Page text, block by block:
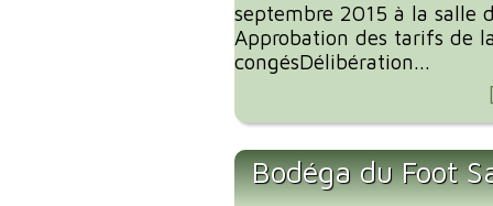
septembre 2015 à la salle
Approbation des tarifs de
congésDélibération...
Bodéga du Foot